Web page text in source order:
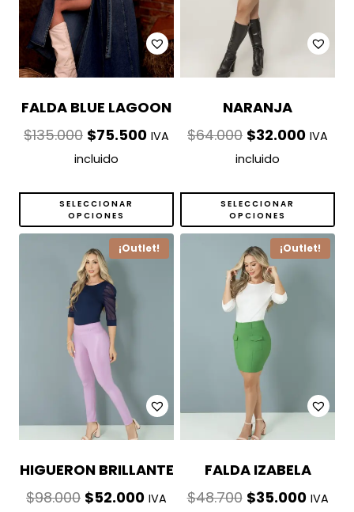
FALDA BLUE LAGOON
$135.000 El
precio
era:
$135.000.
$75.500El
es:
IVA
incluido
SELECCIONAR
OPCIONES
NARANJA
$64.000 El
precio
era:
$64.000.
$32.000El
es:
IVA
incluido
SELECCIONAR
OPCIONES
¡Outlet!
HIGUERON BRILLANTE
$98.000 El
$52.000ElIVA
¡Outlet!
FALDA IZABELA
$48.700 El
$35.000ElIVA